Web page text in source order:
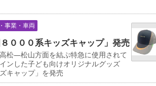
事業・車両
０００系キッズキャップ」発売
松―松山方面を結ぶ特急に使用されて
ンした子ども向けオリジナルグッズ
キャップ」を発売